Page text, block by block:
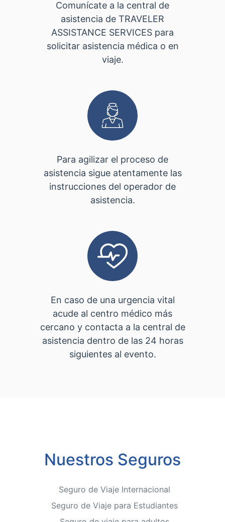
Comunícate a la central de
asistencia de TRAVELER
ASSISTANCE SERVICES para
solicitar asistencia médica o en
viaje.
Para agilizar el proceso de
asistencia sigue atentamente las
instrucciones del operador de
asistencia.
En caso de una urgencia vital
acude al centro médico más
cercano y contacta a la central de
asistencia dentro de las 24 horas
siguientes al evento.
Nuestros Seguros
Seguro de Viaje Internacional
Seguro de Viaje para Estudiantes